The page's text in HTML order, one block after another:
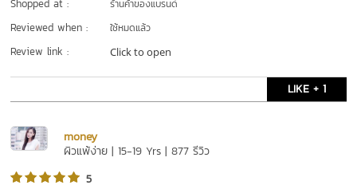
Shopped at : ร้านค้าของแบรนด์
Reviewed when : ใช้หมดแล้ว
Review link : Click to open
LIKE + 1
money
ผิวแพ้ง่าย | 15-19 Yrs | 877 รีวิว
5